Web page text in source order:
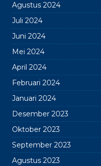
Agustus 2024
Juli 2024
Juni 2024
Mei 2024
April 2024
Februari 2024
Januari 2024
Desember 2023
Oktober 2023
September 2023
Agustus 2023